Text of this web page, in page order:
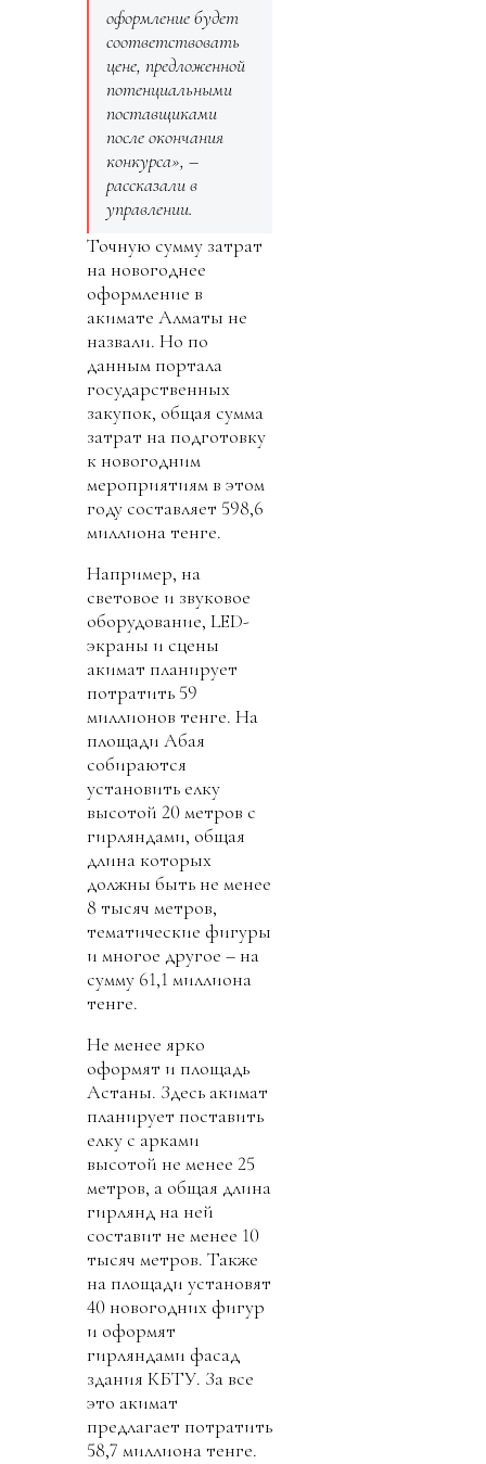
оформление будет
соответствовать
цене, предложенной
потенциальными
поставщиками
после окончания
конкурса», –
рассказали в
управлении.
Точную сумму затрат
на новогоднее
оформление в
акимате Алматы не
назвали. Но по
данным портала
государственных
закупок, общая сумма
затрат на подготовку
к новогодним
мероприятиям в этом
году составляет 598,6
миллиона тенге.
Например, на
световое и звуковое
оборудование, LED-
экраны и сцены
акимат планирует
потратить 59
миллионов тенге. На
площади Абая
собираются
установить елку
высотой 20 метров с
гирляндами, общая
длина которых
должны быть не менее
8 тысяч метров,
тематические фигуры
и многое другое – на
сумму 61,1 миллиона
тенге.
Не менее ярко
оформят и площадь
Астаны. Здесь акимат
планирует поставить
елку с арками
высотой не менее 25
метров, а общая длина
гирлянд на ней
составит не менее 10
тысяч метров. Также
на площади установят
40 новогодних фигур
и оформят
гирляндами фасад
здания КБТУ. За все
это акимат
предлагает потратить
58,7 миллиона тенге.